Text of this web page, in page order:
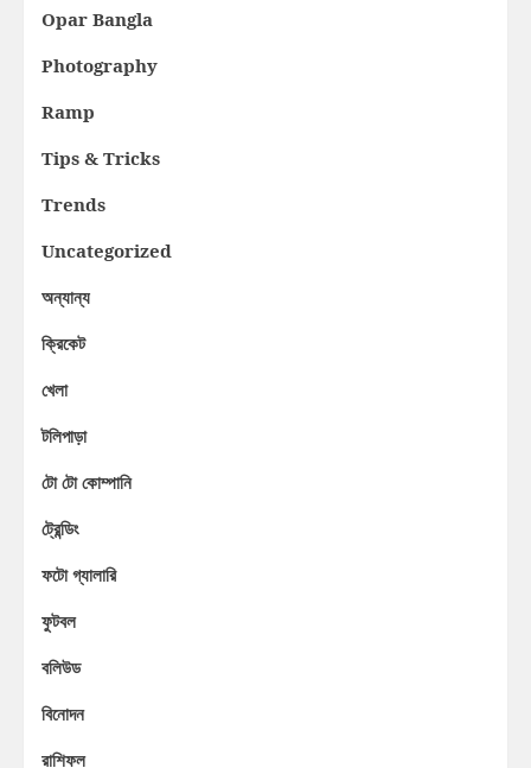
Opar Bangla
Photography
Ramp
Tips & Tricks
Trends
Uncategorized
অন্যান্য
ক্রিকেট
খেলা
টলিপাড়া
টো টো কোম্পানি
ট্রেন্ডিং
ফটো গ্যালারি
ফুটবল
বলিউড
বিনোদন
রাশিফল